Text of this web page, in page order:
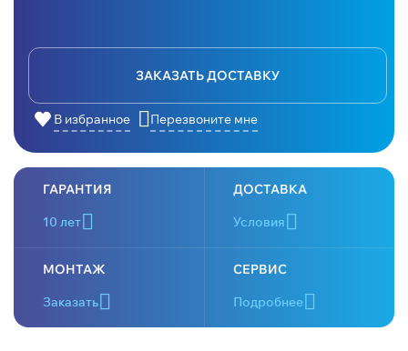
ЗАКАЗАТЬ ДОСТАВКУ
В избранное Перезвоните мне
ГАРАНТИЯ
10 лет
ДОСТАВКА
Условия
МОНТАЖ
Заказать
СЕРВИС
Подробнее